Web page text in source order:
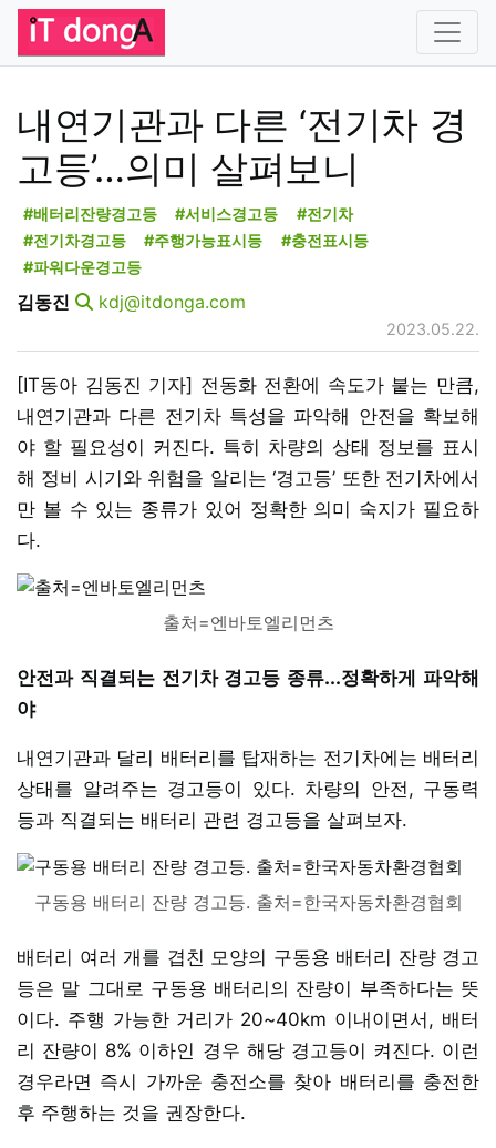
내연기관과 다른 ‘전기차 경
고등’…의미 살펴보니
#배터리잔량경고등 #서비스경고등
#전기차
#전기차경고등
#주행가능표시등
#충전표시등
#파워다운경고등
김동진 kdj@itdonga.com
2023.05.22.
[IT동아 김동진 기자] 전동화 전환에 속도가 붙는 만큼,
내연기관과 다른 전기차 특성을 파악해 안전을 확보해
야 할 필요성이 커진다. 특히 차량의 상태 정보를 표시
해 정비 시기와 위험을 알리는 ‘경고등’ 또한 전기차에서
만 볼 수 있는 종류가 있어 정확한 의미 숙지가 필요하
다.
출처=엔바토엘리먼츠
안전과 직결되는 전기차 경고등 종류...정확하게 파악해
야
내연기관과 달리 배터리를 탑재하는 전기차에는 배터리
상태를 알려주는 경고등이 있다. 차량의 안전, 구동력
등과 직결되는 배터리 관련 경고등을 살펴보자.
구동용 배터리 잔량 경고등. 출처=한국자동차환경협회
배터리 여러 개를 겹친 모양의 구동용 배터리 잔량 경고
등은 말 그대로 구동용 배터리의 잔량이 부족하다는 뜻
이다. 주행 가능한 거리가 20~40km 이내이면서, 배터
리 잔량이 8% 이하인 경우 해당 경고등이 켜진다. 이런
경우라면 즉시 가까운 충전소를 찾아 배터리를 충전한
후 주행하는 것을 권장한다.